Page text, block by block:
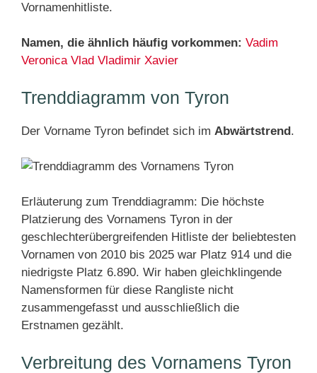
Vornamenhitliste.
Namen, die ähnlich häufig vorkommen: Vadim
Veronica Vlad Vladimir Xavier
Trenddiagramm von Tyron
Der Vorname Tyron befindet sich im Abwärtstrend.
Erläuterung zum Trenddiagramm: Die höchste
Platzierung des Vornamens Tyron in der
geschlechterübergreifenden Hitliste der beliebtesten
Vornamen von 2010 bis 2025 war Platz 914 und die
niedrigste Platz 6.890. Wir haben gleichklingende
Namensformen für diese Rangliste nicht
zusammengefasst und ausschließlich die
Erstnamen gezählt.
Verbreitung des Vornamens Tyron